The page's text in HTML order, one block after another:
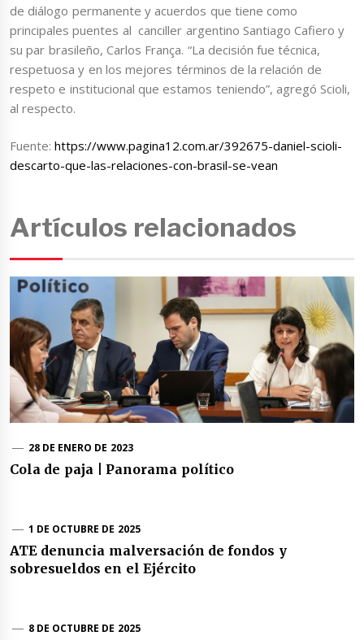
de diálogo permanente y acuerdos que tiene como
principales puentes al canciller argentino Santiago Cafiero y
su par brasileño, Carlos França. “La decisión fue técnica,
respetuosa y en los mejores términos de la relación de
respeto e institucional que estamos teniendo”, agregó Scioli,
al respecto.
Fuente:https://www.pagina12.com.ar/392675-daniel-scioli-
descarto-que-las-relaciones-con-brasil-se-vean
Artículos relacionados
28 DE ENERO DE 2023
Cola de paja | Panorama político
1 DE OCTUBRE DE 2025
ATE denuncia malversación de fondos y
sobresueldos en el Ejército
8 DE OCTUBRE DE 2025